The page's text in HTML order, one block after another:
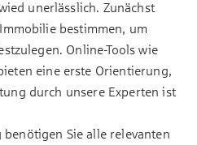
unerlässlich. Zunächst
bestimmen, um
Online-Tools wie
eine erste Orientierung,
durch unsere Experten ist
Sie alle relevanten